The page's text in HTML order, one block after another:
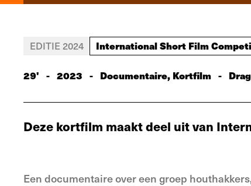
EDITIE 2024 International Short Film
29' - 2023 - Documentaire, Kortfilm -
Deze kortfilm maakt deel uit van
Een documentaire over een groep